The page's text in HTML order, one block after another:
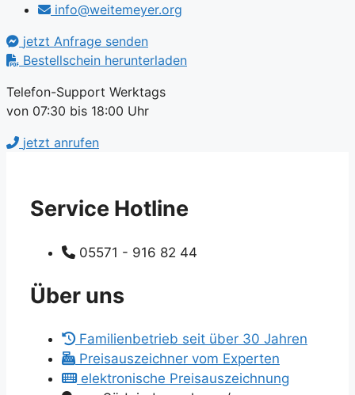
info@weitemeyer.org
jetzt Anfrage senden
Bestellschein herunterladen
Telefon-Support Werktags
von 07:30 bis 18:00 Uhr
jetzt anrufen
Service Hotline
05571 - 916 82 44
Über uns
Familienbetrieb seit über 30 Jahren
Preisauszeichner vom Experten
elektronische Preisauszeichnung